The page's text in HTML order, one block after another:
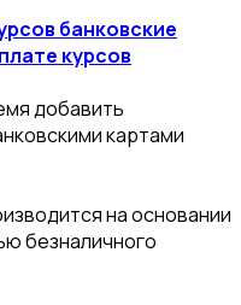
банковские
курсов
добавить
картами
на основании
безналичного